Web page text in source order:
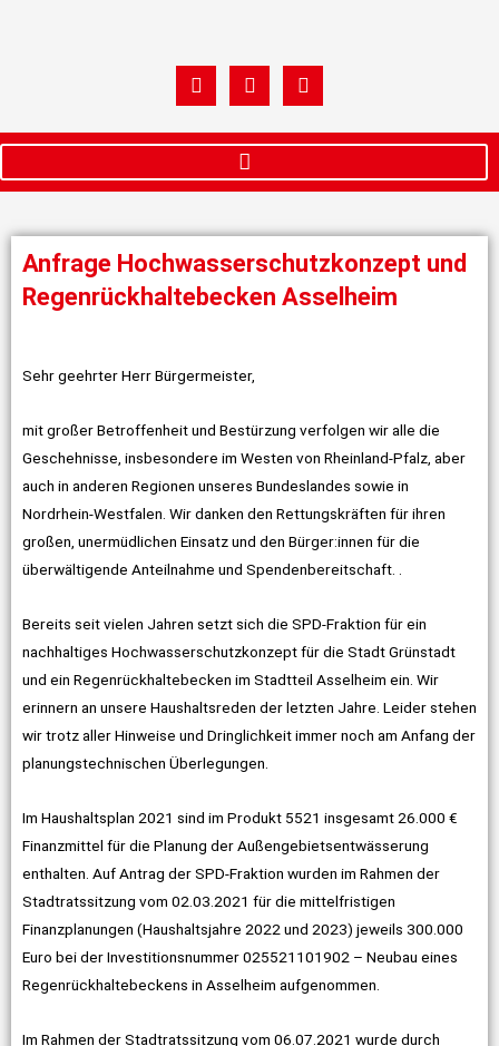
W
h
t
a
F
a
e
b
o
I
n
t
g
m
Anfrage Hochwasserschutzkonzept und
Regenrückhaltebecken Asselheim
Sehr geehrter Herr Bürgermeister,
mit großer Betroffenheit und Bestürzung verfolgen wir alle die
Geschehnisse, insbesondere im Westen von Rheinland-Pfalz, aber
auch in anderen Regionen unseres Bundeslandes sowie in
Nordrhein-Westfalen. Wir danken den Rettungskräften für ihren
großen, unermüdlichen Einsatz und den Bürger:innen für die
überwältigende Anteilnahme und Spendenbereitschaft. .
Bereits seit vielen Jahren setzt sich die SPD-Fraktion für ein
nachhaltiges Hochwasserschutzkonzept für die Stadt Grünstadt
und ein Regenrückhaltebecken im Stadtteil Asselheim ein. Wir
erinnern an unsere Haushaltsreden der letzten Jahre. Leider stehen
wir trotz aller Hinweise und Dringlichkeit immer noch am Anfang der
planungstechnischen Überlegungen.
Im Haushaltsplan 2021 sind im Produkt 5521 insgesamt 26.000 €
Finanzmittel für die Planung der Außengebietsentwässerung
enthalten. Auf Antrag der SPD-Fraktion wurden im Rahmen der
Stadtratssitzung vom 02.03.2021 für die mittelfristigen
Finanzplanungen (Haushaltsjahre 2022 und 2023) jeweils 300.000
Euro bei der Investitionsnummer 025521101902 – Neubau eines
Regenrückhaltebeckens in Asselheim aufgenommen.
Im Rahmen der Stadtratssitzung vom 06.07.2021 wurde durch